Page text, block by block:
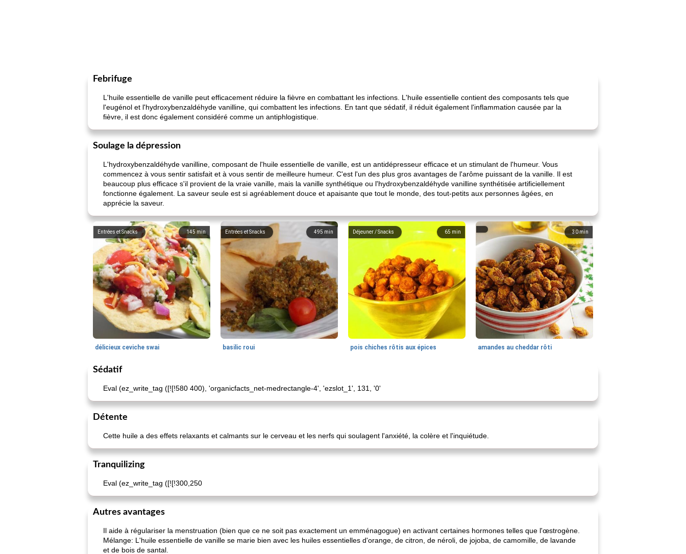
Febrifuge
L'huile essentielle de vanille peut efficacement réduire la fièvre en combattant les infections. L'huile essentielle contient des composants tels que
l'eugénol et l'hydroxybenzaldéhyde vanilline, qui combattent les infections. En tant que sédatif, il réduit également l'inflammation causée par la
fièvre, il est donc également considéré comme un antiphlogistique.
Soulage la dépression
L'hydroxybenzaldéhyde vanilline, composant de l'huile essentielle de vanille, est un antidépresseur efficace et un stimulant de l'humeur. Vous
commencez à vous sentir satisfait et à vous sentir de meilleure humeur. C'est l'un des plus gros avantages de l'arôme puissant de la vanille. Il est
beaucoup plus efficace s'il provient de la vraie vanille, mais la vanille synthétique ou l'hydroxybenzaldéhyde vanilline synthétisée artificiellement
fonctionne également. La saveur seule est si agréablement douce et apaisante que tout le monde, des tout-petits aux personnes âgées, en
apprécie la saveur.
145 min
Entrées et Snacks
délicieux ceviche swai
495 min
Entrées et Snacks
basilic roui
65 min
Déjeuner / Snacks
pois chiches rôtis aux épices
30min
amandes au cheddar rôti
Sédatif
Eval (ez_write_tag ([![!580 400), 'organicfacts_net-medrectangle-4', 'ezslot_1', 131, '0'
Détente
Cette huile a des effets relaxants et calmants sur le cerveau et les nerfs qui soulagent l'anxiété, la colère et l'inquiétude.
Tranquilizing
Eval (ez_write_tag ([![!300,250
Autres avantages
Il aide à régulariser la menstruation (bien que ce ne soit pas exactement un emménagogue) en activant certaines hormones telles que l'œstrogène.
Mélange: L'huile essentielle de vanille se marie bien avec les huiles essentielles d'orange, de citron, de néroli, de jojoba, de camomille, de lavande
et de bois de santal.